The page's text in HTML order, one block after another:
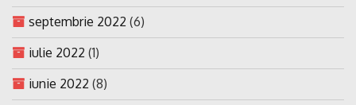
septembrie 2022 (6)
iulie 2022 (1)
iunie 2022 (8)